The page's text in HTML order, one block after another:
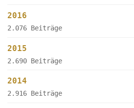
2016
2.076 Beiträge
2015
2.690 Beiträge
2014
2.916 Beiträge